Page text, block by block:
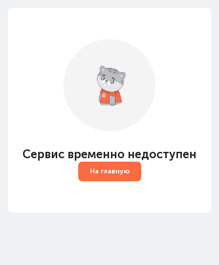
Сервис временно недоступен
На главную